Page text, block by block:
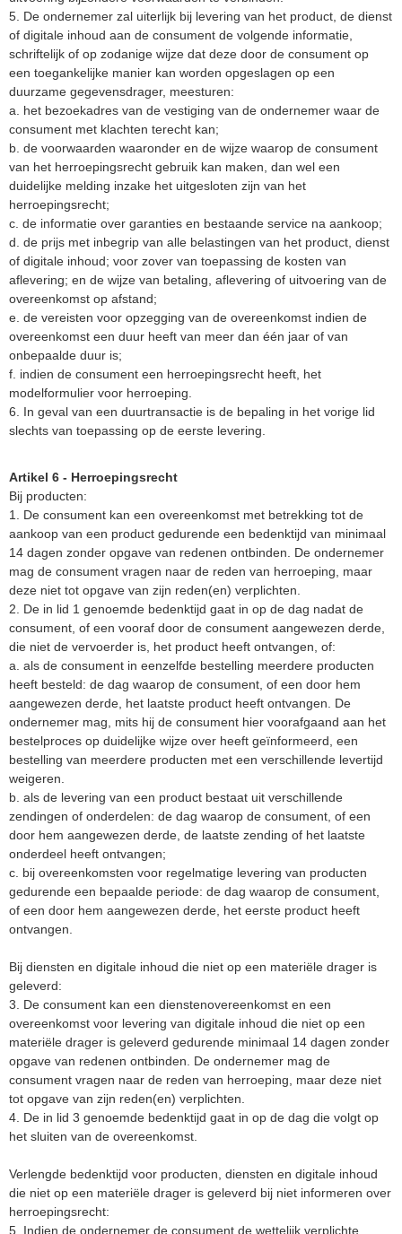
5. De ondernemer zal uiterlijk bij levering van het product, de dienst
of digitale inhoud aan de consument de volgende informatie,
schriftelijk of op zodanige wijze dat deze door de consument op
een toegankelijke manier kan worden opgeslagen op een
duurzame gegevensdrager, meesturen:
a. het bezoekadres van de vestiging van de ondernemer waar de
consument met klachten terecht kan;
b. de voorwaarden waaronder en de wijze waarop de consument
van het herroepingsrecht gebruik kan maken, dan wel een
duidelijke melding inzake het uitgesloten zijn van het
herroepingsrecht;
c. de informatie over garanties en bestaande service na aankoop;
d. de prijs met inbegrip van alle belastingen van het product, dienst
of digitale inhoud; voor zover van toepassing de kosten van
aflevering; en de wijze van betaling, aflevering of uitvoering van de
overeenkomst op afstand;
e. de vereisten voor opzegging van de overeenkomst indien de
overeenkomst een duur heeft van meer dan één jaar of van
onbepaalde duur is;
f. indien de consument een herroepingsrecht heeft, het
modelformulier voor herroeping.
6. In geval van een duurtransactie is de bepaling in het vorige lid
slechts van toepassing op de eerste levering.
Artikel 6 - Herroepingsrecht
Bij producten:
1. De consument kan een overeenkomst met betrekking tot de
aankoop van een product gedurende een bedenktijd van minimaal
14 dagen zonder opgave van redenen ontbinden. De ondernemer
mag de consument vragen naar de reden van herroeping, maar
deze niet tot opgave van zijn reden(en) verplichten.
2. De in lid 1 genoemde bedenktijd gaat in op de dag nadat de
consument, of een vooraf door de consument aangewezen derde,
die niet de vervoerder is, het product heeft ontvangen, of:
a. als de consument in eenzelfde bestelling meerdere producten
heeft besteld: de dag waarop de consument, of een door hem
aangewezen derde, het laatste product heeft ontvangen. De
ondernemer mag, mits hij de consument hier voorafgaand aan het
bestelproces op duidelijke wijze over heeft geïnformeerd, een
bestelling van meerdere producten met een verschillende levertijd
weigeren.
b. als de levering van een product bestaat uit verschillende
zendingen of onderdelen: de dag waarop de consument, of een
door hem aangewezen derde, de laatste zending of het laatste
onderdeel heeft ontvangen;
c. bij overeenkomsten voor regelmatige levering van producten
gedurende een bepaalde periode: de dag waarop de consument,
of een door hem aangewezen derde, het eerste product heeft
ontvangen.
Bij diensten en digitale inhoud die niet op een materiële drager is
geleverd:
3. De consument kan een dienstenovereenkomst en een
overeenkomst voor levering van digitale inhoud die niet op een
materiële drager is geleverd gedurende minimaal 14 dagen zonder
opgave van redenen ontbinden. De ondernemer mag de
consument vragen naar de reden van herroeping, maar deze niet
tot opgave van zijn reden(en) verplichten.
4. De in lid 3 genoemde bedenktijd gaat in op de dag die volgt op
het sluiten van de overeenkomst.
Verlengde bedenktijd voor producten, diensten en digitale inhoud
die niet op een materiële drager is geleverd bij niet informeren over
herroepingsrecht:
5. Indien de ondernemer de consument de wettelijk verplichte